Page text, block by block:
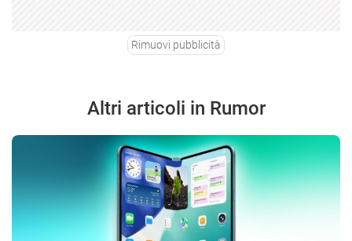
Rimuovi pubblicità
Altri articoli in Rumor